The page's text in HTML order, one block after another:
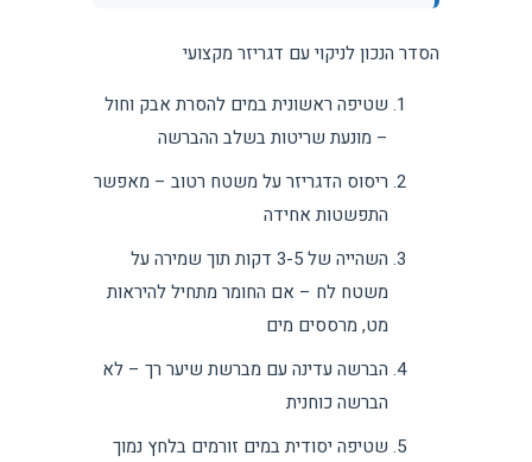
הסדר הנכון לניקוי עם דגריזר מקצועי
שטיפה ראשונית במים להסרת אבק וחול
– מונעת שריטות בשלב ההברשה
ריסוס הדגריזר על משטח רטוב – מאפשר
התפשטות אחידה
השהייה של 3-5 דקות תוך שמירה על
משטח לח – אם החומר מתחיל להיראות
מט, מרססים מים
הברשה עדינה עם מברשת שיער רך – לא
הברשה כוחנית
שטיפה יסודית במים זורמים בלחץ נמוך